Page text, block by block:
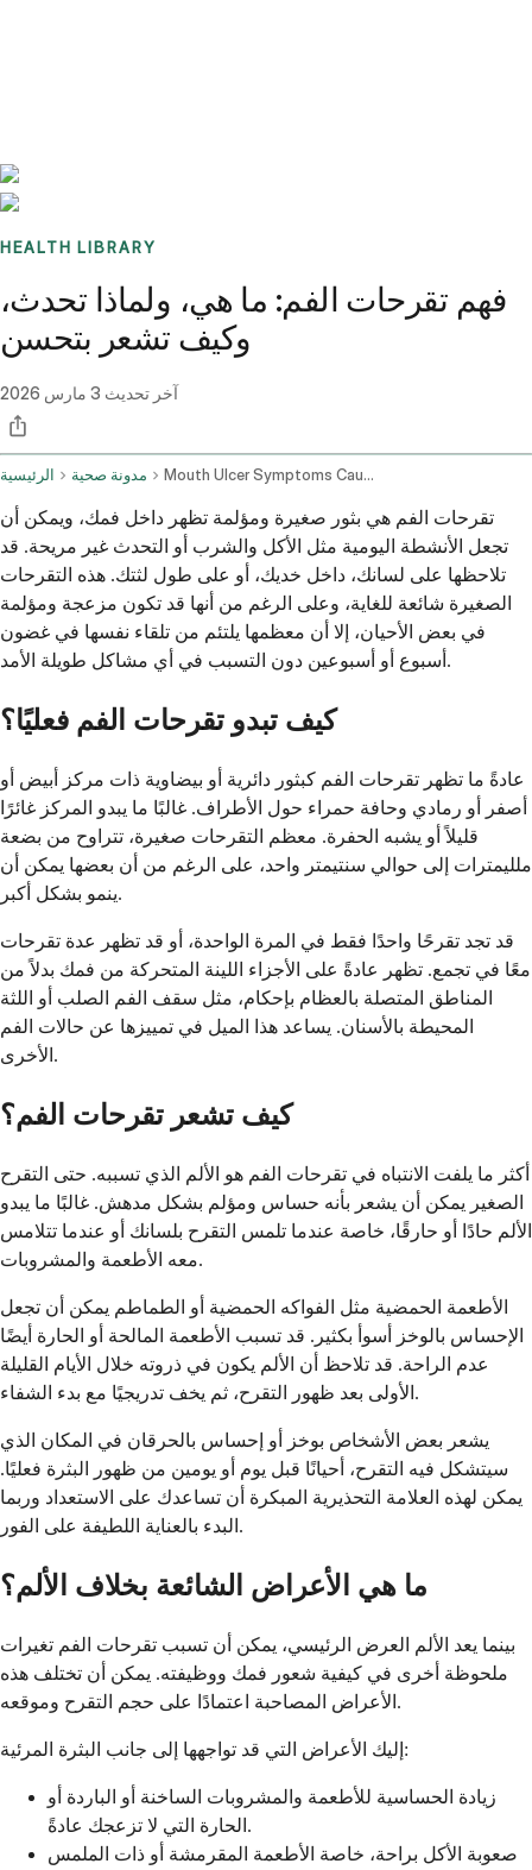
HEALTH LIBRARY
فهم تقرحات الفم: ما هي، ولماذا تحدث،
وكيف تشعر بتحسن
آخر تحديث 3 مارس 2026
الرئيسية مدونة صحية Mouth Ulcer Symptoms Causes And Remedies
تقرحات الفم هي بثور صغيرة ومؤلمة تظهر داخل فمك، ويمكن أن
تجعل الأنشطة اليومية مثل الأكل والشرب أو التحدث غير مريحة. قد
تلاحظها على لسانك، داخل خديك، أو على طول لثتك. هذه التقرحات
الصغيرة شائعة للغاية، وعلى الرغم من أنها قد تكون مزعجة ومؤلمة
في بعض الأحيان، إلا أن معظمها يلتئم من تلقاء نفسها في غضون
أسبوع أو أسبوعين دون التسبب في أي مشاكل طويلة الأمد.
كيف تبدو تقرحات الفم فعليًا؟
عادةً ما تظهر تقرحات الفم كبثور دائرية أو بيضاوية ذات مركز أبيض أو
أصفر أو رمادي وحافة حمراء حول الأطراف. غالبًا ما يبدو المركز غائرًا
قليلاً أو يشبه الحفرة. معظم التقرحات صغيرة، تتراوح من بضعة
ملليمترات إلى حوالي سنتيمتر واحد، على الرغم من أن بعضها يمكن أن
ينمو بشكل أكبر.
قد تجد تقرحًا واحدًا فقط في المرة الواحدة، أو قد تظهر عدة تقرحات
معًا في تجمع. تظهر عادةً على الأجزاء اللينة المتحركة من فمك بدلاً من
المناطق المتصلة بالعظام بإحكام، مثل سقف الفم الصلب أو اللثة
المحيطة بالأسنان. يساعد هذا الميل في تمييزها عن حالات الفم
الأخرى.
كيف تشعر تقرحات الفم؟
أكثر ما يلفت الانتباه في تقرحات الفم هو الألم الذي تسببه. حتى التقرح
الصغير يمكن أن يشعر بأنه حساس ومؤلم بشكل مدهش. غالبًا ما يبدو
الألم حادًا أو حارقًا، خاصة عندما تلمس التقرح بلسانك أو عندما تتلامس
معه الأطعمة والمشروبات.
الأطعمة الحمضية مثل الفواكه الحمضية أو الطماطم يمكن أن تجعل
الإحساس بالوخز أسوأ بكثير. قد تسبب الأطعمة المالحة أو الحارة أيضًا
عدم الراحة. قد تلاحظ أن الألم يكون في ذروته خلال الأيام القليلة
الأولى بعد ظهور التقرح، ثم يخف تدريجيًا مع بدء الشفاء.
يشعر بعض الأشخاص بوخز أو إحساس بالحرقان في المكان الذي
سيتشكل فيه التقرح، أحيانًا قبل يوم أو يومين من ظهور البثرة فعليًا.
يمكن لهذه العلامة التحذيرية المبكرة أن تساعدك على الاستعداد وربما
البدء بالعناية اللطيفة على الفور.
ما هي الأعراض الشائعة بخلاف الألم؟
بينما يعد الألم العرض الرئيسي، يمكن أن تسبب تقرحات الفم تغيرات
ملحوظة أخرى في كيفية شعور فمك ووظيفته. يمكن أن تختلف هذه
الأعراض المصاحبة اعتمادًا على حجم التقرح وموقعه.
إليك الأعراض التي قد تواجهها إلى جانب البثرة المرئية:
زيادة الحساسية للأطعمة والمشروبات الساخنة أو الباردة أو
الحارة التي لا تزعجك عادةً.
صعوبة الأكل براحة، خاصة الأطعمة المقرمشة أو ذات الملمس